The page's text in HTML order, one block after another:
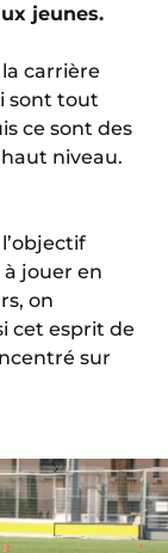
jeunes.
carrière
sont tout
ce sont des
niveau.
jouer en
on
cet esprit de
sur